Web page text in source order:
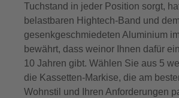
Tuchstand in jeder Position sorgt,
belastbaren Hightech-Band und dem
gesenkgeschmiedeten Aluminium
bewährt, dass weinor Ihnen dafür
10 Jahren gibt. Wählen Sie aus 5
die Kassetten-Markise, die am
Wohnstil und Ihren Anforderungen